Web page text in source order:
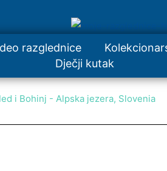
razglednice
Dječji kutak
i Bohinj - Alpska jezera, Slovenia